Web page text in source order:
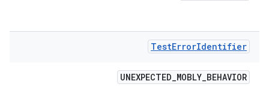
TestErrorIdentifier
UNEXPECTED_MOBLY_BEHAVIOR